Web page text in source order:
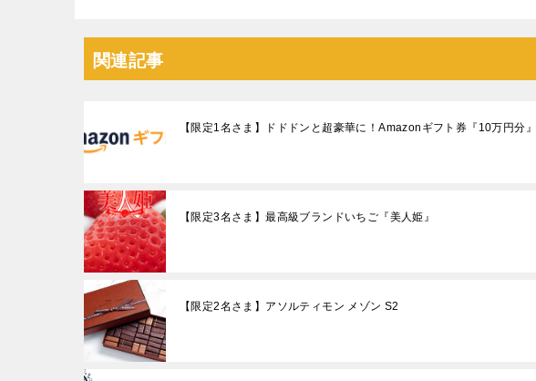
関連記事
【限定1名さま】ドドドンと超豪華に！Amazonギフト券『10万円分
【限定3名さま】最高級ブランドいちご『美人姫』
【限定2名さま】アソルティモン メゾン S2